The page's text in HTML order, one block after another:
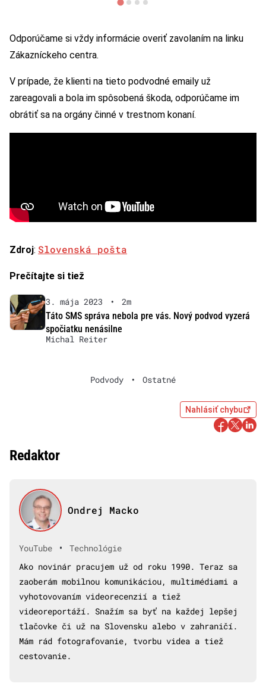
Odporúčame si vždy informácie overiť zavolaním na linku
Zákazníckeho centra.
V prípade, že klienti na tieto podvodné emaily už
zareagovali a bola im spôsobená škoda, odporúčame im
obrátiť sa na orgány činné v trestnom konaní.
Zdroj: Slovenská pošta
Prečítajte si tiež
3. mája 2023 •
2m
Táto SMS správa nebola pre vás. Nový podvod vyzerá
spočiatku nenásilne
Michal Reiter
Podvody • Ostatné
Nahlásiť chybu
Redaktor
Ondrej Macko
YouTube •
Technológie
Ako novinár pracujem už od roku 1990. Teraz sa
zaoberám mobilnou komunikáciou, multimédiami a
vyhotovovaním videorecenzií a tiež
videoreportáží. Snažím sa byť na každej lepšej
tlačovke či už na Slovensku alebo v zahraničí.
Mám rád fotografovanie, tvorbu videa a tiež
cestovanie.